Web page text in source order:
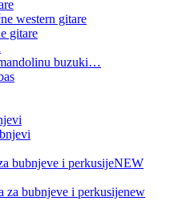
western gitare
gitare
buzuki…
bubnjeve i perkusijeNEW
za bubnjeve i perkusijenew